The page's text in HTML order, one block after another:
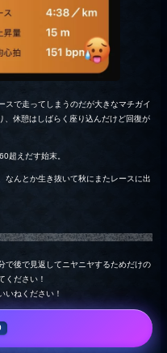
スで走ってしまうのだが大きなマチガイ
、休憩はしばらく座り込んだけど回復が
超えだす始末。
なんとか生き抜いて秋にまたレースに出
で後で見返してニヤニヤするためだけの
ください！
いねください！